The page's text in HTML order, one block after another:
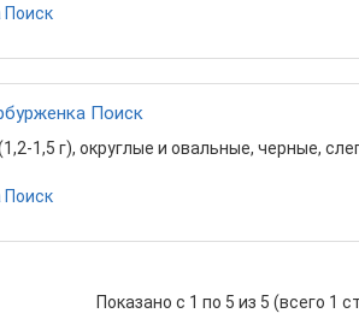
Поиск
1,5 г), округлые и овальные, черные,
Показано с 1 по 5 из 5 (всего 1